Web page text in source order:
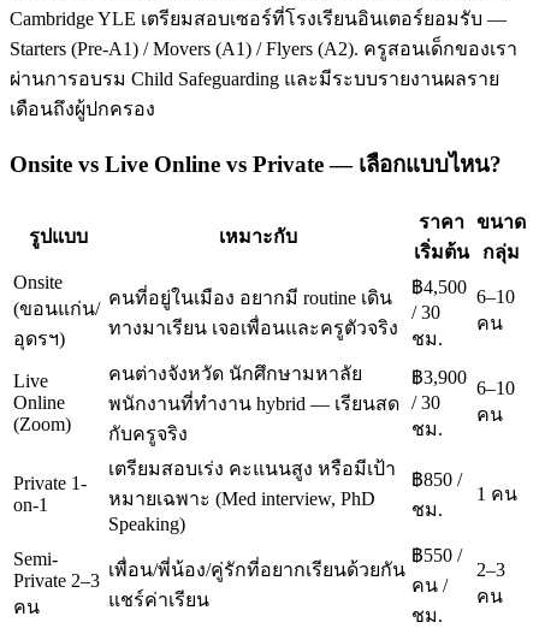
Cambridge YLE เตรียมสอบเซอร์ที่โรงเรียนอินเตอร์ยอมรับ —
Starters (Pre-A1) / Movers (A1) / Flyers (A2). ครูสอนเด็กของเรา
ผ่านการอบรม Child Safeguarding และมีระบบรายงานผลราย
เดือนถึงผู้ปกครอง
Onsite vs Live Online vs Private — เลือกแบบไหน?
รูปแบบ เหมาะกับ
ราคา
เริ่มต้น
ขนาด
กลุ่ม
Onsite
(ขอนแก่น/
อุดรฯ)
คนที่อยู่ในเมือง อยากมี routine เดิน
ทางมาเรียน เจอเพื่อนและครูตัวจริง
฿4,500
/ 30
ชม.
6–10
คน
Live
Online
(Zoom)
คนต่างจังหวัด นักศึกษามหาลัย
พนักงานที่ทำงาน hybrid — เรียนสด
กับครูจริง
฿3,900
/ 30
ชม.
6–10
คน
Private 1-
on-1
เตรียมสอบเร่ง คะแนนสูง หรือมีเป้า
หมายเฉพาะ (Med interview, PhD
Speaking)
฿850 /
ชม.
1 คน
Semi-
Private 2–3
คน
เพื่อน/พี่น้อง/คู่รักที่อยากเรียนด้วยกัน
แชร์ค่าเรียน
฿550 /
คน /
ชม.
2–3
คน